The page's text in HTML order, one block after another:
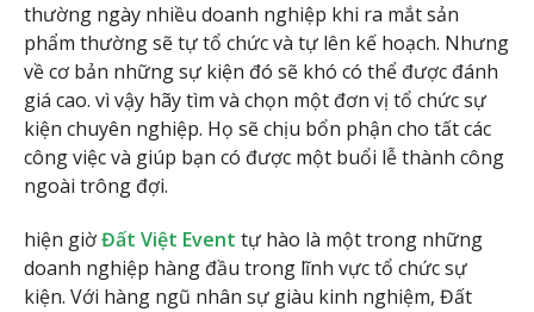
thường ngày nhiều doanh nghiệp khi ra mắt sản
phẩm thường sẽ tự tổ chức và tự lên kế hoạch. Nhưng
về cơ bản những sự kiện đó sẽ khó có thể được đánh
giá cao. vì vậy hãy tìm và chọn một đơn vị tổ chức sự
kiện chuyên nghiệp. Họ sẽ chịu bổn phận cho tất các
công việc và giúp bạn có được một buổi lễ thành công
ngoài trông đợi.
hiện giờĐất Việt Event tự hào là một trong những
doanh nghiệp hàng đầu trong lĩnh vực tổ chức sự
kiện. Với hàng ngũ nhân sự giàu kinh nghiệm, Đất